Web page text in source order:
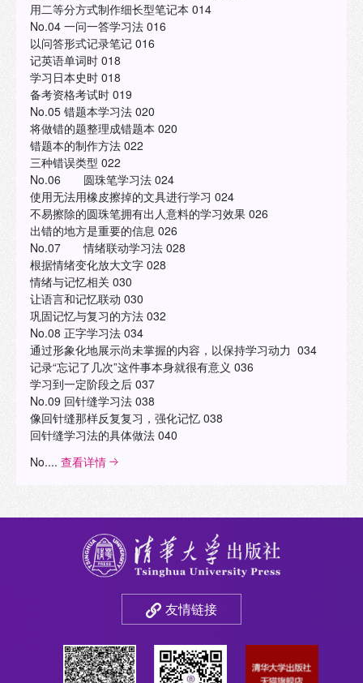
用二等分方式制作细长型笔记本 014
No.04 一问一答学习法 016
以问答形式记录笔记 016
记英语单词时 018
学习日本史时 018
备考资格考试时 019
No.05 错题本学习法 020
将做错的题整理成错题本 020
错题本的制作方法 022
三种错误类型 022
No.06 圆珠笔学习法 024
使用无法用橡皮擦掉的文具进行学习 024
不易擦除的圆珠笔拥有出人意料的学习效果 026
出错的地方是重要的信息 026
No.07 情绪联动学习法 028
根据情绪变化放大文字 028
情绪与记忆相关 030
让语言和记忆联动 030
巩固记忆与复习的方法 032
No.08 正字学习法 034
通过形象化地展示尚未掌握的内容，以保持学习动力 034
记录“忘记了几次”这件事本身就很有意义 036
学习到一定阶段之后 037
No.09 回针缝学习法 038
像回针缝那样反复复习，强化记忆 038
回针缝学习法的具体做法 040
No.... 查看详情
友情链接